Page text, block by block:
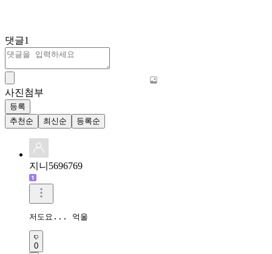
댓글1
사진첨부
등록
추천순
최신순 등록순
지니5696769
저도요... 억울
0